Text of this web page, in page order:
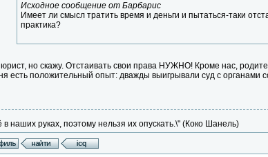
Исходное сообщение от Барбарис
Имеет ли смысл тратить время и деньги и пытаться-таки
практика?
но скажу. Отстаивать свои права НУЖНО! Кроме нас,
есть положительный опыт: дважды выигрывали суд с
в наших руках, поэтому нельзя их опускать.\" (Коко Шанель)